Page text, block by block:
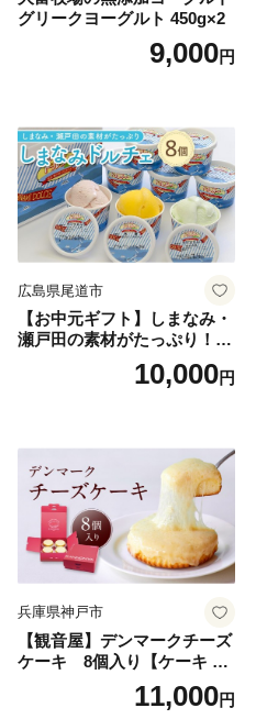
グリークヨーグルト 450g×2
9,000円
広島県尾道市
【お中元ギフト】しまなみ・
瀬戸田の素材がたっぷり！ジ
10,000円
兵庫県神戸市
【観音屋】デンマークチーズ
ケーキ 8個入り【ケーキ チ
ーズケーキ 人気スイーツ お
すすめスイーツ 神戸スイー
11,000円